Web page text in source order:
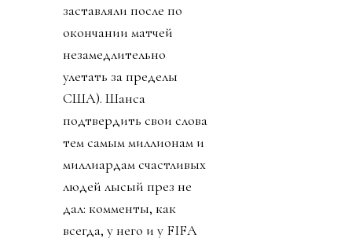
заставляли после по
окончании матчей
незамедлительно
улетать за пределы
США). Шанса
подтвердить свои слова
тем самым миллионам и
миллиардам счастливых
людей лысый през не
дал: комменты, как
всегда, у него и у FIFA